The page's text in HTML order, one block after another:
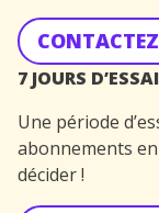
7 JOURS
Une période
abonnements
décider !